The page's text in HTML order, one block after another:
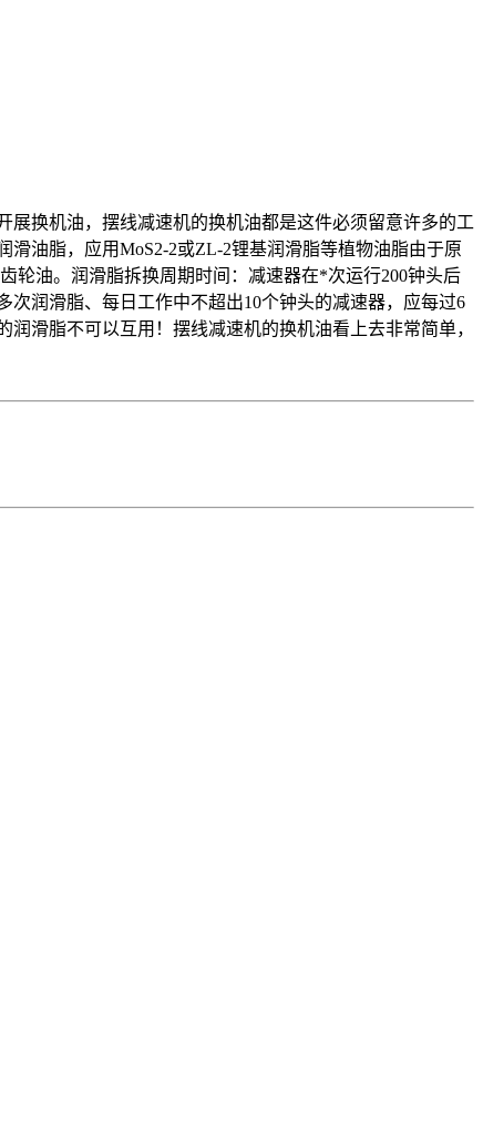
换机油，摆线减速机的换机油都是这件必须留意许多的工
油脂，应用MoS2-2或ZL-2锂基润滑脂等植物油脂由于原
轮油。润滑脂拆换周期时间：减速器在*次运行200钟头后
润滑脂、每日工作中不超出10个钟头的减速器，应每过6
滑脂不可以互用！摆线减速机的换机油看上去非常简单，